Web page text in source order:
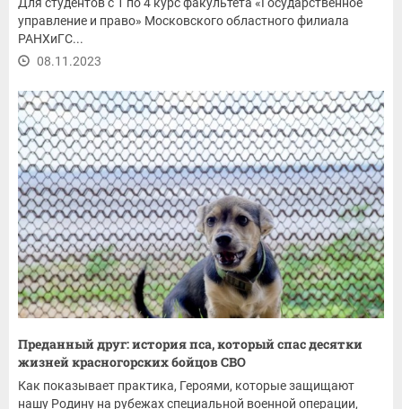
управление и право» Московского областного филиала
РАНХиГС...
08.11.2023
Преданный друг: история пса, который спас десятки
жизней красногорских бойцов СВО
Как показывает практика, Героями, которые защищают
нашу Родину на рубежах специальной военной операции,